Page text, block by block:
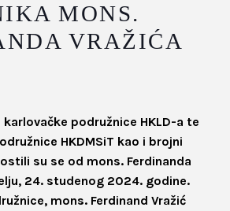
MONS.
VRAŽIĆA
karlovačke podružnice HKLD-a te
HKDMSiT kao i brojni
su se od mons. Ferdinanda
24. studenog 2024. godine.
mons. Ferdinand Vražić